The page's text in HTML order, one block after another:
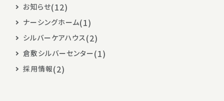
お知らせ(12)
ナーシングホーム(1)
シルバーケアハウス(2)
倉敷シルバーセンター(1)
採用情報(2)